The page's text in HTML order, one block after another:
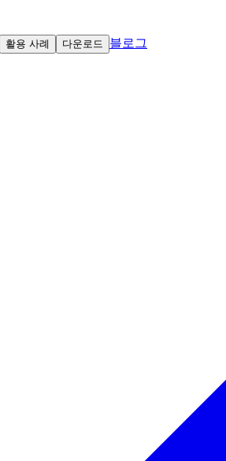
활용 사례 다운로드 블로그